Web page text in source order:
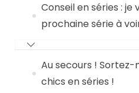
Conseil en séries :
prochaine série à
Au secours ! Sortez-
chics en séries !